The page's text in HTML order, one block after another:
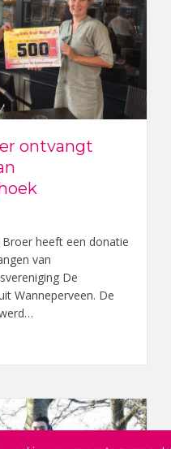
ontvangt
heeft een donatie
van
De
Wanneperveen. De
Grote Broer ontvangt